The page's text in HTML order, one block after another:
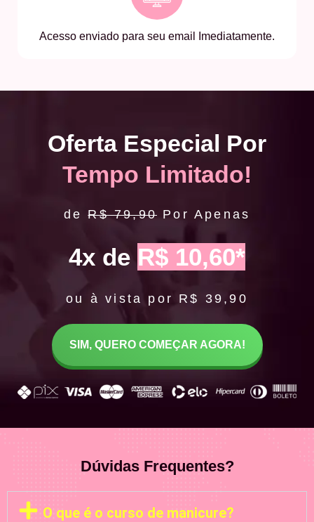
Acesso enviado para seu email Imediatamente.
Oferta Especial Por
Tempo Limitado!
deR$ 79,90 Por Apenas
4x de R$ 10,60*
ou à vista por R$ 39,90
SIM, QUERO COMEÇAR AGORA!
Dúvidas Frequentes?
O que é o curso de manicure?